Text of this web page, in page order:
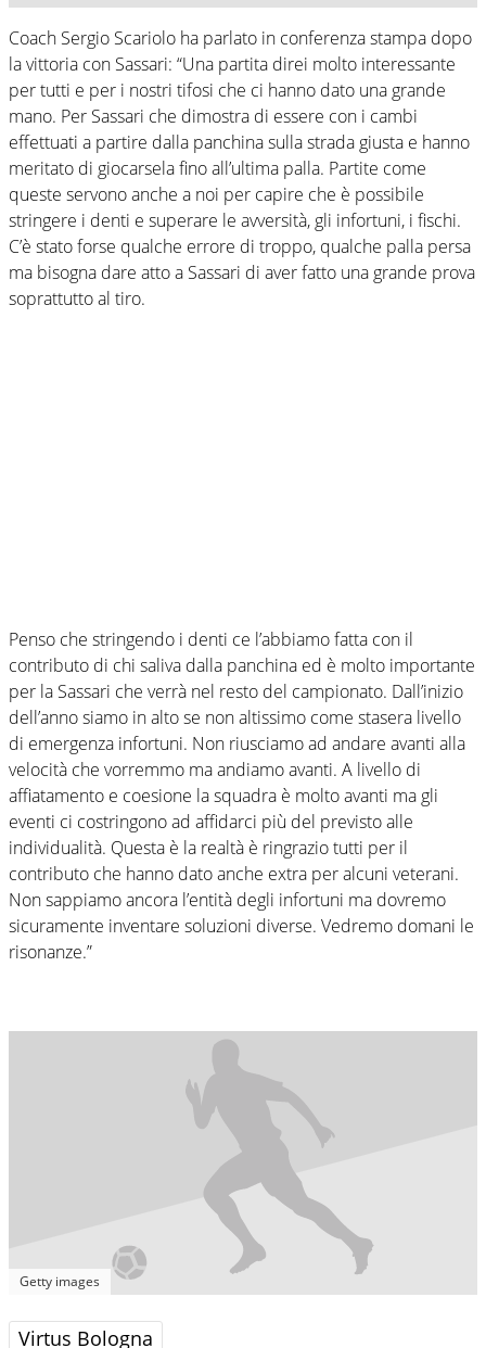
Coach Sergio Scariolo ha parlato in conferenza stampa dopo
la vittoria con Sassari: “Una partita direi molto interessante
per tutti e per i nostri tifosi che ci hanno dato una grande
mano. Per Sassari che dimostra di essere con i cambi
effettuati a partire dalla panchina sulla strada giusta e hanno
meritato di giocarsela fino all’ultima palla. Partite come
queste servono anche a noi per capire che è possibile
stringere i denti e superare le avversità, gli infortuni, i fischi.
C’è stato forse qualche errore di troppo, qualche palla persa
ma bisogna dare atto a Sassari di aver fatto una grande prova
soprattutto al tiro.
Penso che stringendo i denti ce l’abbiamo fatta con il
contributo di chi saliva dalla panchina ed è molto importante
per la Sassari che verrà nel resto del campionato. Dall’inizio
dell’anno siamo in alto se non altissimo come stasera livello
di emergenza infortuni. Non riusciamo ad andare avanti alla
velocità che vorremmo ma andiamo avanti. A livello di
affiatamento e coesione la squadra è molto avanti ma gli
eventi ci costringono ad affidarci più del previsto alle
individualità. Questa è la realtà è ringrazio tutti per il
contributo che hanno dato anche extra per alcuni veterani.
Non sappiamo ancora l’entità degli infortuni ma dovremo
sicuramente inventare soluzioni diverse. Vedremo domani le
risonanze.”
Getty images
Virtus Bologna